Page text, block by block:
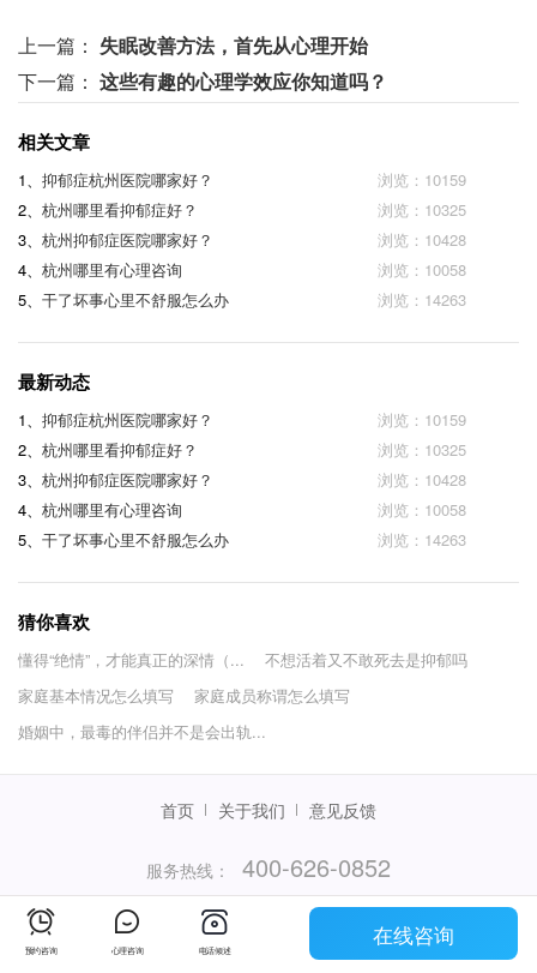
上一篇： 失眠改善方法，首先从心理开始
下一篇： 这些有趣的心理学效应你知道吗？
相关文章
1、 抑郁症杭州医院哪家好？
浏览：10159
2、 杭州哪里看抑郁症好？
浏览：10325
3、 杭州抑郁症医院哪家好？
浏览：10428
4、 杭州哪里有心理咨询
浏览：10058
5、 干了坏事心里不舒服怎么办 浏览：14263
最新动态
1、 抑郁症杭州医院哪家好？
浏览：10159
2、 杭州哪里看抑郁症好？
浏览：10325
3、 杭州抑郁症医院哪家好？
浏览：10428
4、 杭州哪里有心理咨询
浏览：10058
5、 干了坏事心里不舒服怎么办 浏览：14263
猜你喜欢
懂得“绝情”，才能真正的深情（...
不想活着又不敢死去是抑郁吗
家庭基本情况怎么填写
家庭成员称谓怎么填写
婚姻中，最毒的伴侣并不是会出轨...
预约咨询 心理咨询 电话倾述
在线咨询
首页 关于我们 意见反馈
服务热线： 400-626-0852
（服务时间：当日08:00-次日02:00）
© 2015 - 2026杭州袋虎信息技术有限公司